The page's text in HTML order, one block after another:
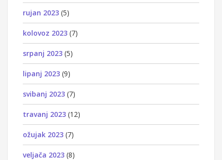
rujan 2023 (5)
kolovoz 2023 (7)
srpanj 2023 (5)
lipanj 2023 (9)
svibanj 2023 (7)
travanj 2023 (12)
ožujak 2023 (7)
veljača 2023 (8)